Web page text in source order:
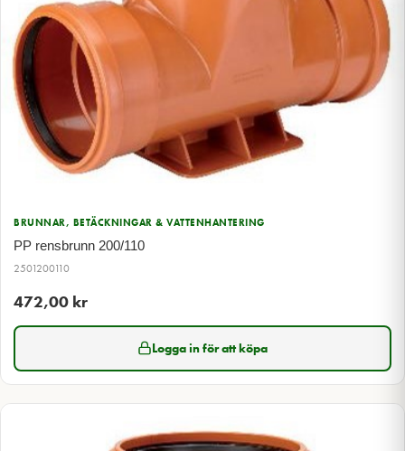
BRUNNAR, BETÄCKNINGAR & VATTENHANTERING
PP rensbrunn 200/110
2501200110
472,00 kr
Logga in för att köpa